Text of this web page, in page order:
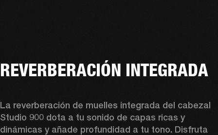
REVERBERACIÓN INTEGRADA
La reverberación de muelles integrada del cabezal
Studio 900 dota a tu sonido de capas ricas y
dinámicas y añade profundidad a tu tono. Disfruta